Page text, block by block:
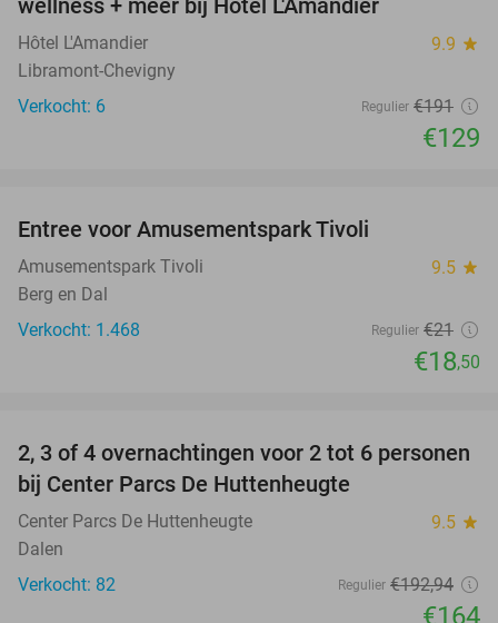
TODAY
wellness + meer bij Hôtel L'Amandier
Hôtel L'Amandier 9.9 star
Libramont-Chevigny
Verkocht: 6
Regulier €191
€129
Entree voor Amusementspark Tivoli
Amusementspark Tivoli 9.5 star
Berg en Dal
Verkocht: 1.468
Regulier €21
€18,50
15%
2, 3 of 4 overnachtingen voor 2 tot 6 personen
bij Center Parcs De Huttenheugte
Center Parcs De Huttenheugte 9.5 star
Dalen
Verkocht: 82
Regulier €192,94
€164